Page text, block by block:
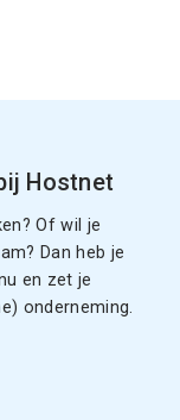
Hostnet
Of wil je
Dan heb je
en zet je
onderneming.